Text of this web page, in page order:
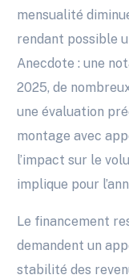
mensualité
rendant possible
Anecdote : une
2025, de
une évaluation
montage avec
l’impact sur le
implique pour
Le financement
demandent un
stabilité des